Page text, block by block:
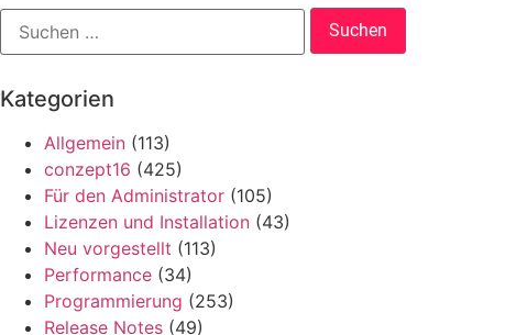
Kategorien
Allgemein (113)
conzept16 (425)
Für den Administrator (105)
Lizenzen und Installation (43)
Neu vorgestellt (113)
Performance (34)
Programmierung (253)
Release Notes (49)